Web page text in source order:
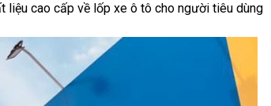
liệu cao cấp về lốp xe ô tô cho người tiêu dùng